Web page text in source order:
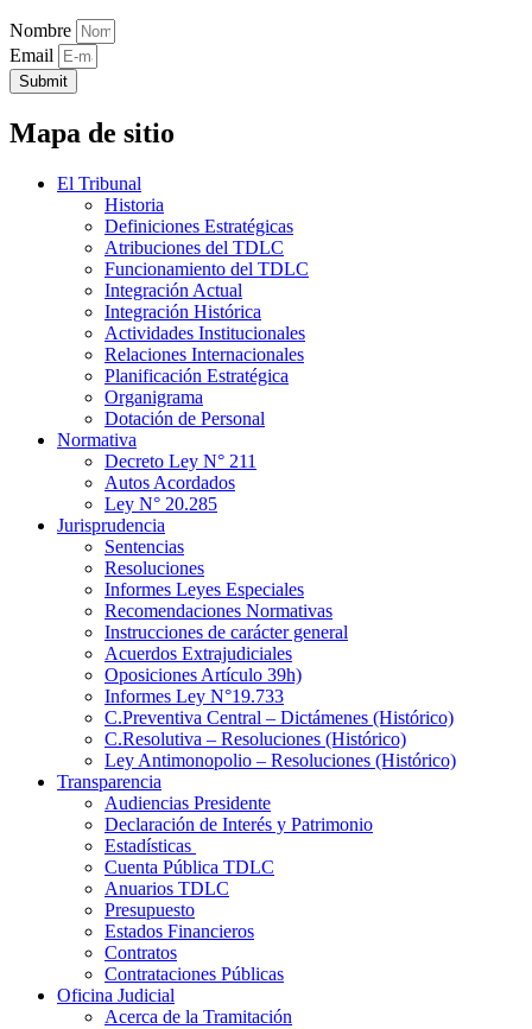
Nombre
Email
Submit
Mapa de sitio
El Tribunal
Historia
Definiciones Estratégicas
Atribuciones del TDLC
Funcionamiento del TDLC
Integración Actual
Integración Histórica
Actividades Institucionales
Relaciones Internacionales
Planificación Estratégica
Organigrama
Dotación de Personal
Normativa
Decreto Ley N° 211
Autos Acordados
Ley N° 20.285
Jurisprudencia
Sentencias
Resoluciones
Informes Leyes Especiales
Recomendaciones Normativas
Instrucciones de carácter general
Acuerdos Extrajudiciales
Oposiciones Artículo 39h)
Informes Ley N°19.733
C.Preventiva Central – Dictámenes (Histórico)
C.Resolutiva – Resoluciones (Histórico)
Ley Antimonopolio – Resoluciones (Histórico)
Transparencia
Audiencias Presidente
Declaración de Interés y Patrimonio
Estadísticas
Cuenta Pública TDLC
Anuarios TDLC
Presupuesto
Estados Financieros
Contratos
Contrataciones Públicas
Oficina Judicial
Acerca de la Tramitación